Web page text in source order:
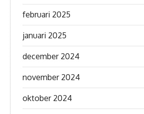
februari 2025
januari 2025
december 2024
november 2024
oktober 2024